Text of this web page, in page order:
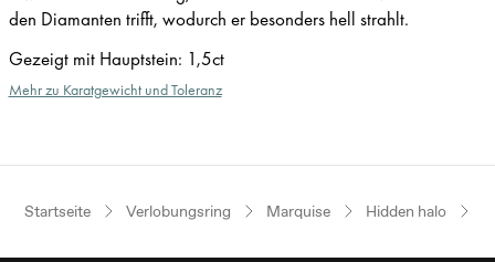
den Diamanten trifft, wodurch er besonders hell strahlt.
Gezeigt mit Hauptstein: 1,5ct
Mehr zu Karatgewicht und Toleranz
Startseite Verlobungsring Marquise Hidden halo